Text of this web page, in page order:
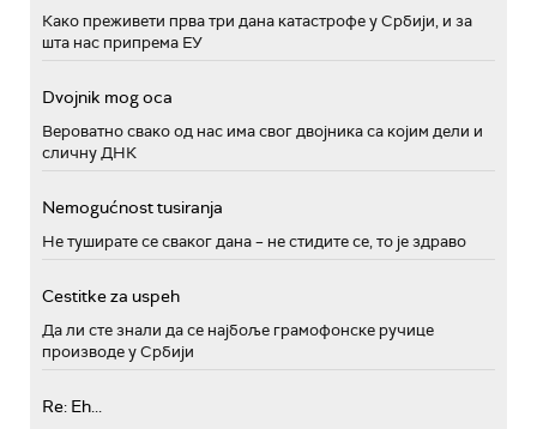
Како преживети прва три дана катастрофе у Србији, и за
шта нас припрема ЕУ
Dvojnik mog oca
Вероватно свако од нас има свог двојника са којим дели и
сличну ДНК
Nemogućnost tusiranja
Не туширате се сваког дана – не стидите се, то је здраво
Cestitke za uspeh
Да ли сте знали да се најбоље грамофонске ручице
производе у Србији
Re: Eh...